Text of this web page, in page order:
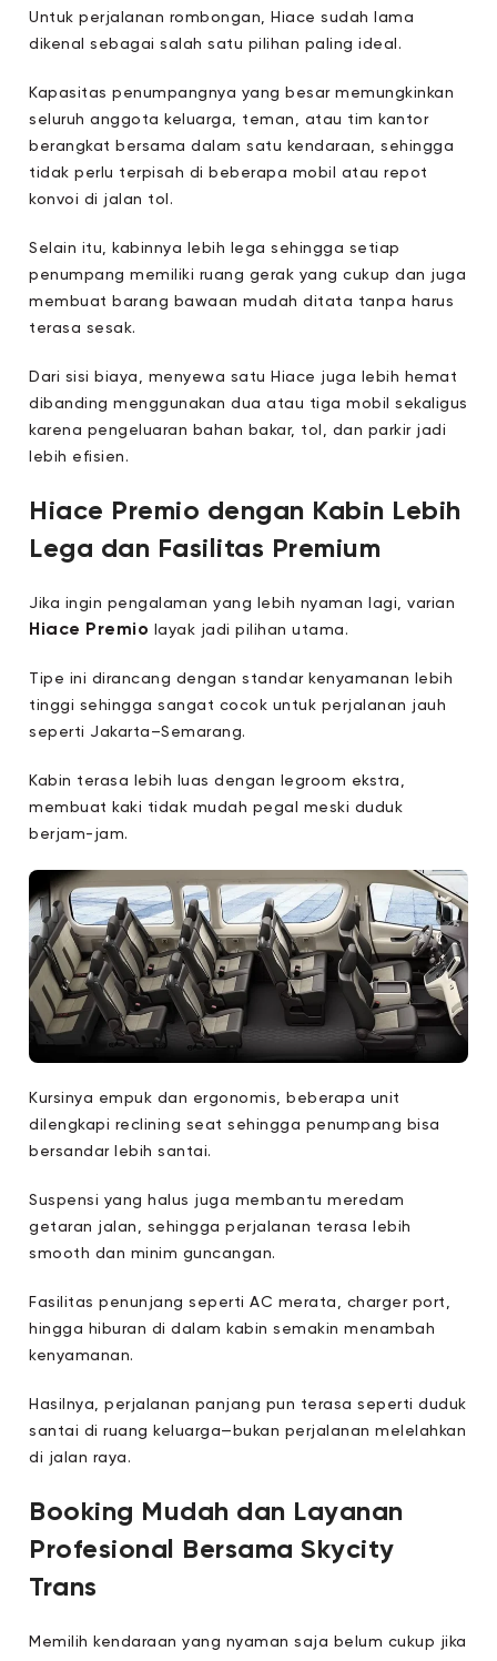
Untuk perjalanan rombongan, Hiace sudah lama
dikenal sebagai salah satu pilihan paling ideal.
Kapasitas penumpangnya yang besar memungkinkan
seluruh anggota keluarga, teman, atau tim kantor
berangkat bersama dalam satu kendaraan, sehingga
tidak perlu terpisah di beberapa mobil atau repot
konvoi di jalan tol.
Selain itu, kabinnya lebih lega sehingga setiap
penumpang memiliki ruang gerak yang cukup dan juga
membuat barang bawaan mudah ditata tanpa harus
terasa sesak.
Dari sisi biaya, menyewa satu Hiace juga lebih hemat
dibanding menggunakan dua atau tiga mobil sekaligus
karena pengeluaran bahan bakar, tol, dan parkir jadi
lebih efisien.
Hiace Premio dengan Kabin Lebih
Lega dan Fasilitas Premium
Jika ingin pengalaman yang lebih nyaman lagi, varian
Hiace Premio layak jadi pilihan utama.
Tipe ini dirancang dengan standar kenyamanan lebih
tinggi sehingga sangat cocok untuk perjalanan jauh
seperti Jakarta–Semarang.
Kabin terasa lebih luas dengan legroom ekstra,
membuat kaki tidak mudah pegal meski duduk
berjam-jam.
Kursinya empuk dan ergonomis, beberapa unit
dilengkapi reclining seat sehingga penumpang bisa
bersandar lebih santai.
Suspensi yang halus juga membantu meredam
getaran jalan, sehingga perjalanan terasa lebih
smooth dan minim guncangan.
Fasilitas penunjang seperti AC merata, charger port,
hingga hiburan di dalam kabin semakin menambah
kenyamanan.
Hasilnya, perjalanan panjang pun terasa seperti duduk
santai di ruang keluarga—bukan perjalanan melelahkan
di jalan raya.
Booking Mudah dan Layanan
Profesional Bersama Skycity
Trans
Memilih kendaraan yang nyaman saja belum cukup jika